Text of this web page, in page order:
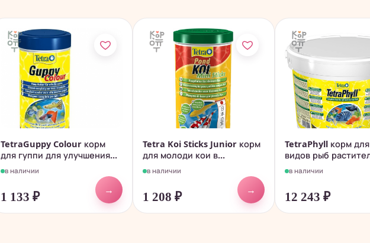
TetraGuppy Colour корм
для гуппи для улучшения...
в наличии
1 133 ₽
→
Tetra Koi Sticks Junior корм
для молоди кои в...
в наличии
1 208 ₽
→
TetraPhyll корм
видов рыб
в наличии
12 243 ₽